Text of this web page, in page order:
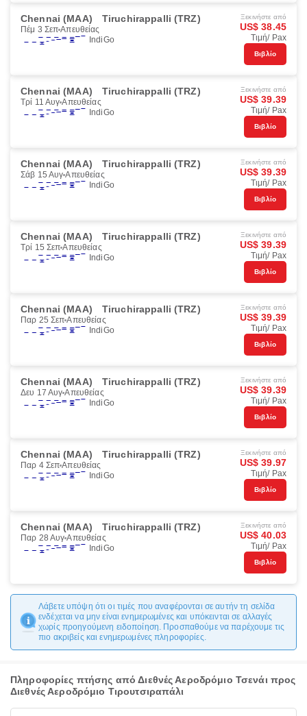
Chennai (MAA) Tiruchirappalli (TRZ)
Πέμ 3 Σεπ Απευθείας
IndiGo
Ξεκινήστε από
US$ 38.45
Τιμή/ Pax
Βιβλίο
Chennai (MAA) Tiruchirappalli (TRZ)
Τρί 11 Αυγ Απευθείας
IndiGo
Ξεκινήστε από
US$ 39.39
Τιμή/ Pax
Βιβλίο
Chennai (MAA) Tiruchirappalli (TRZ)
Σάβ 15 Αυγ Απευθείας
IndiGo
Ξεκινήστε από
US$ 39.39
Τιμή/ Pax
Βιβλίο
Chennai (MAA) Tiruchirappalli (TRZ)
Τρί 15 Σεπ Απευθείας
IndiGo
Ξεκινήστε από
US$ 39.39
Τιμή/ Pax
Βιβλίο
Chennai (MAA) Tiruchirappalli (TRZ)
Παρ 25 Σεπ Απευθείας
IndiGo
Ξεκινήστε από
US$ 39.39
Τιμή/ Pax
Βιβλίο
Chennai (MAA) Tiruchirappalli (TRZ)
Δευ 17 Αυγ Απευθείας
IndiGo
Ξεκινήστε από
US$ 39.39
Τιμή/ Pax
Βιβλίο
Chennai (MAA) Tiruchirappalli (TRZ)
Παρ 4 Σεπ Απευθείας
IndiGo
Ξεκινήστε από
US$ 39.97
Τιμή/ Pax
Βιβλίο
Chennai (MAA) Tiruchirappalli (TRZ)
Παρ 28 Αυγ Απευθείας
IndiGo
Ξεκινήστε από
US$ 40.03
Τιμή/ Pax
Βιβλίο
Λάβετε υπόψη ότι οι τιμές που αναφέρονται σε αυτήν τη σελίδα
ενδέχεται να μην είναι ενημερωμένες και υπόκεινται σε αλλαγές
χωρίς προηγούμενη ειδοποίηση. Προσπαθούμε να παρέχουμε τις
πιο ακριβείς και ενημερωμένες πληροφορίες.
Πληροφορίες πτήσης από Διεθνές Αεροδρόμιο Τσενάι προς
Διεθνές Αεροδρόμιο Τιρουτσιραπάλι